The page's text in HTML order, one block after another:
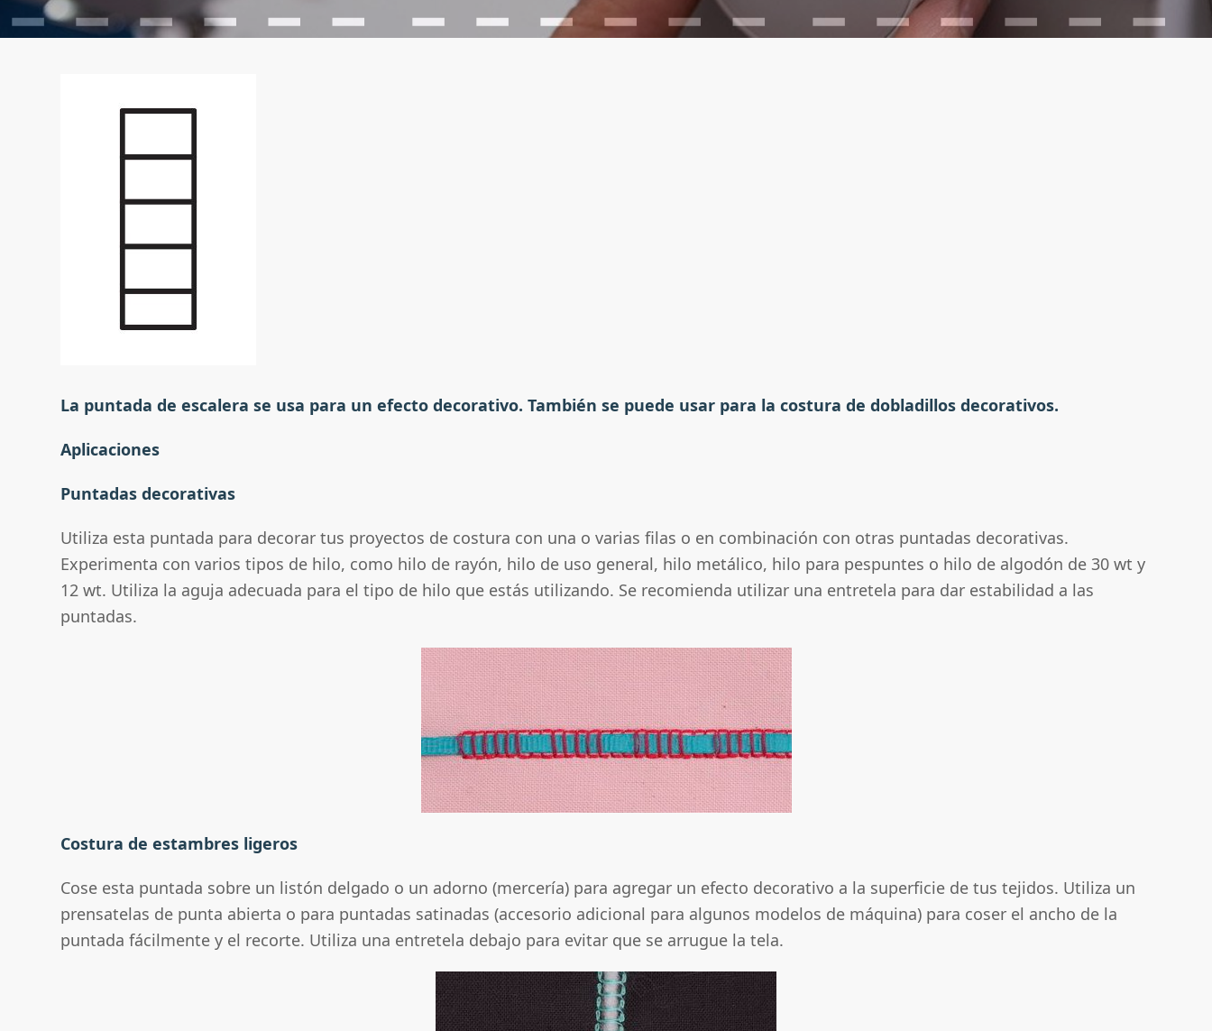
La puntada de escalera se usa para un efecto decorativo. También se puede usar para la costura de dobladillos decorativos.
Aplicaciones
Puntadas decorativas
Utiliza esta puntada para decorar tus proyectos de costura con una o varias filas o en combinación con otras puntadas decorativas.
Experimenta con varios tipos de hilo, como hilo de rayón, hilo de uso general, hilo metálico, hilo para pespuntes o hilo de algodón de 30 wt y
12 wt. Utiliza la aguja adecuada para el tipo de hilo que estás utilizando. Se recomienda utilizar una entretela para dar estabilidad a las
puntadas.
Costura de estambres ligeros
Cose esta puntada sobre un listón delgado o un adorno (mercería) para agregar un efecto decorativo a la superficie de tus tejidos. Utiliza un
prensatelas de punta abierta o para puntadas satinadas (accesorio adicional para algunos modelos de máquina) para coser el ancho de la
puntada fácilmente y el recorte. Utiliza una entretela debajo para evitar que se arrugue la tela.